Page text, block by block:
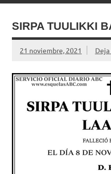
SIRPA TUULIKKI
21 noviembre, 2021